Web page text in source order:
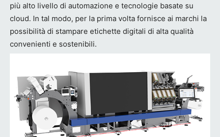
più alto livello di automazione e tecnologie basate su
cloud. In tal modo, per la prima volta fornisce ai marchi la
possibilità di stampare etichette digitali di alta qualità
convenienti e sostenibili.